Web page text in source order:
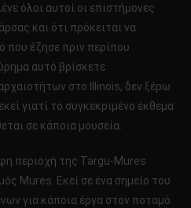
όλοι αυτοί οι επιστήμονες
και ότι πρόκειται να
που έζησε πριν περίπου
αυτό βρίσκετε
στο Illinois, δεν ξέρω
γιατί το συγκεκριμένο έκθεμα
σε κάποια μουσεία.
περιοχή της Targu-Mures
Mures. Εκεί σε ένα σημείο του
για κάποια έργα στον ποταμό